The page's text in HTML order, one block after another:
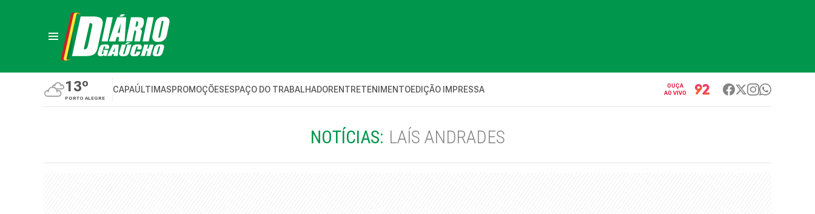
13º
PORTO ALEGRE
CAPAÚLTIMASPROMOÇÕESESPAÇO DO TRABALHADORENTRETENIMENTOEDIÇÃO IMPRESSA
OUÇA
AO VIVO
NOTÍCIAS: LAÍS ANDRADES